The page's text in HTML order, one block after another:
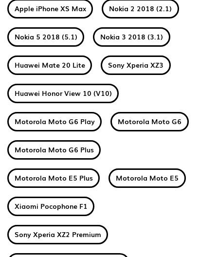
Apple iPhone XS Max Nokia 2 2018 (2.1)
Nokia 5 2018 (5.1) Nokia 3 2018 (3.1)
Huawei Mate 20 Lite Sony Xperia XZ3
Huawei Honor View 10 (V10)
Motorola Moto G6 Play Motorola Moto G6
Motorola Moto G6 Plus
Motorola Moto E5 Plus Motorola Moto E5
Xiaomi Pocophone F1
Sony Xperia XZ2 Premium